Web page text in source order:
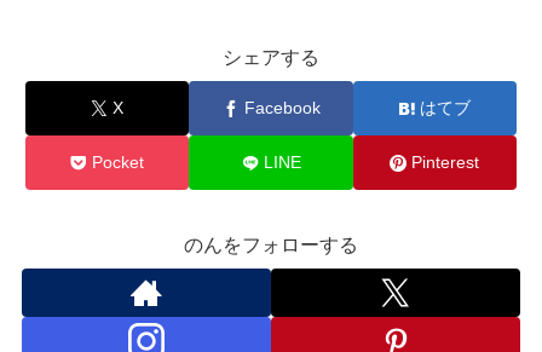
シェアする
X Facebook はてブ
Pocket LINE Pinterest
のんをフォローする